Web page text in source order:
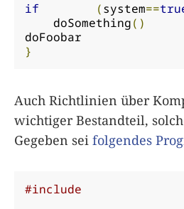
if (system==
    doSomething
()
}
Auch Richtlinien über
wichtiger Bestandteil,
Gegeben sei folgendes
#include